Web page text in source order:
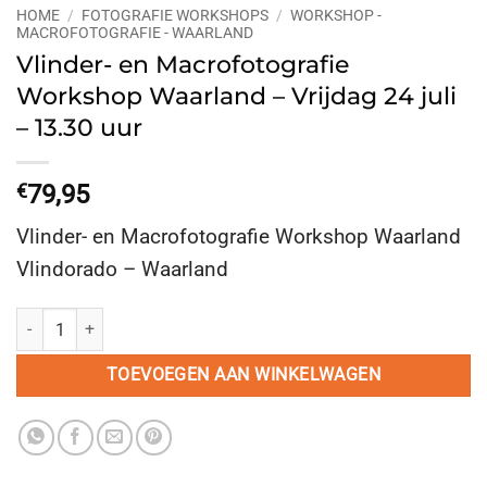
HOME / FOTOGRAFIE WORKSHOPS / WORKSHOP -
MACROFOTOGRAFIE - WAARLAND
Vlinder- en Macrofotografie
Workshop Waarland – Vrijdag 24 juli
– 13.30 uur
€79,95
Vlinder- en Macrofotografie Workshop Waarland
Vlindorado – Waarland
Vlinder- en Macrofotografie Workshop Waarland - Vrijdag 24 juli -
TOEVOEGEN AAN WINKELWAGEN